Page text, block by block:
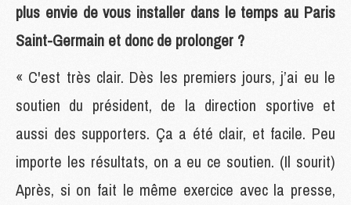
plus envie de vous installer dans le temps au Paris
Saint-Germain et donc de prolonger ?
« C'est très clair. Dès les premiers jours, j’ai eu le
soutien du président, de la direction sportive et
aussi des supporters. Ça a été clair, et facile. Peu
importe les résultats, on a eu ce soutien. (Il sourit)
Après, si on fait le même exercice avec la presse,